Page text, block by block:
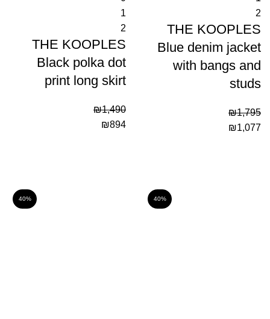
2
THE KOOPLES
Blue denim jacket
with bangs and
studs
₪1,795
₪1,077
1
2
THE KOOPLES
Black polka dot
print long skirt
₪1,490
₪894
40%
40%